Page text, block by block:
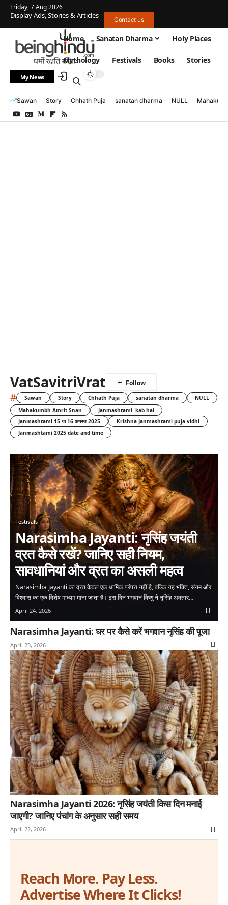
Friday, 7 Aug 2026
Display Ads, Stories & Articles – Contact us
Home Sanatan Dharma Holy Places
Mythology Festivals Books Stories
My News
Sawan Story Chhath Puja sanatan dharma NULL
VatSavitriVrat
# Sawan Story Chhath Puja sanatan dharma
NULL
Mahakumbh Amrit Snan
Janmashtami kab hai
Janmashtami 15 या 16 अगस्त 2025
Krishna Janmashtami puja vidhi
Janmashtami 2025 date and time
Festivals
Narasimha Jayanti: नृसिंह जयंती
व्रत कैसे रखें? जानिए सही नियम,
सावधानियां और व्रत का असली महत्व
Narasimha Jayanti का व्रत केवल एक धार्मिक परंपरा नहीं है, बल्कि यह भक्ति, संयम और
विश्वास का एक विशेष माध्यम माना जाता है। इस दिन भगवान विष्णु ने नृसिंह अवतार…
April 24, 2026
Narasimha Jayanti: घर पर कैसे करें भगवान नृसिंह की पूजा
April 23, 2026
Narasimha Jayanti 2026: नृसिंह जयंती किस दिन मनाई
जाएगी? जानिए पंचांग के अनुसार सही समय
April 22, 2026
Reach More. Pay Less.
Advertise Where It Clicks!